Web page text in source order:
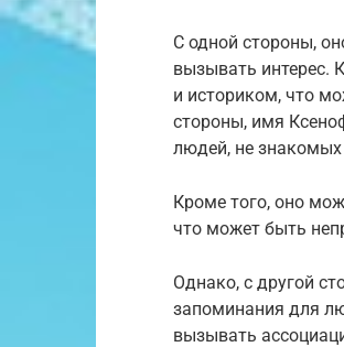
С одной стороны,
вызывать интерес.
и историком, что
стороны, имя
людей, не
Кроме того, оно
что может быть
Однако, с другой
запоминания для
вызывать